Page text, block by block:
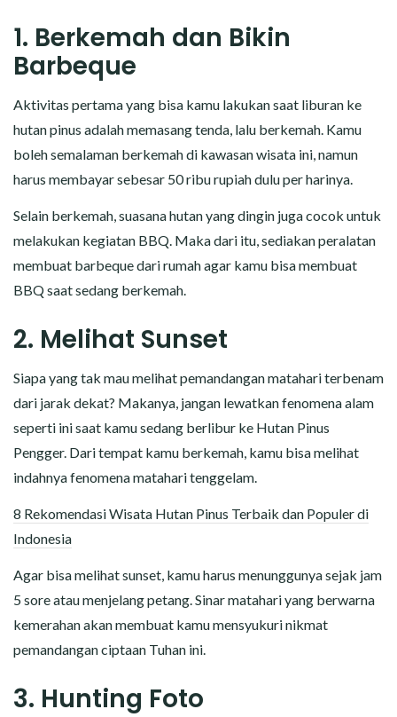
1. Berkemah dan Bikin
Barbeque
Aktivitas pertama yang bisa kamu lakukan saat liburan ke
hutan pinus adalah memasang tenda, lalu berkemah. Kamu
boleh semalaman berkemah di kawasan wisata ini, namun
harus membayar sebesar 50 ribu rupiah dulu per harinya.
Selain berkemah, suasana hutan yang dingin juga cocok untuk
melakukan kegiatan BBQ. Maka dari itu, sediakan peralatan
membuat barbeque dari rumah agar kamu bisa membuat
BBQ saat sedang berkemah.
2. Melihat Sunset
Siapa yang tak mau melihat pemandangan matahari terbenam
dari jarak dekat? Makanya, jangan lewatkan fenomena alam
seperti ini saat kamu sedang berlibur ke Hutan Pinus
Pengger. Dari tempat kamu berkemah, kamu bisa melihat
indahnya fenomena matahari tenggelam.
8 Rekomendasi Wisata Hutan Pinus Terbaik dan Populer di
Indonesia
Agar bisa melihat sunset, kamu harus menunggunya sejak jam
5 sore atau menjelang petang. Sinar matahari yang berwarna
kemerahan akan membuat kamu mensyukuri nikmat
pemandangan ciptaan Tuhan ini.
3. Hunting Foto